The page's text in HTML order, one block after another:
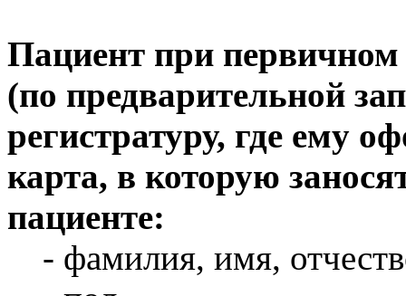
Пациент при
(по предварительной
регистратуру, где ему
карта, в которую
пациенте:
- фамилия, имя,